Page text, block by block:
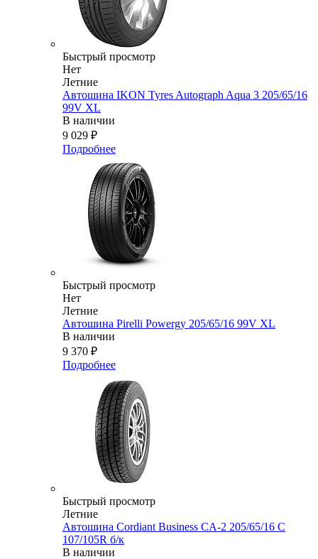
Быстрый просмотр
Нет
Летние
Автошина IKON Tyres Autograph Aqua 3 205/65/16
99V XL
В наличии
9 029 ₽
Подробнее
Быстрый просмотр
Нет
Летние
Автошина Pirelli Powergy 205/65/16 99V XL
В наличии
9 370 ₽
Подробнее
Быстрый просмотр
Летние
Автошина Cordiant Business CА-2 205/65/16 С
107/105R б/к
В наличии